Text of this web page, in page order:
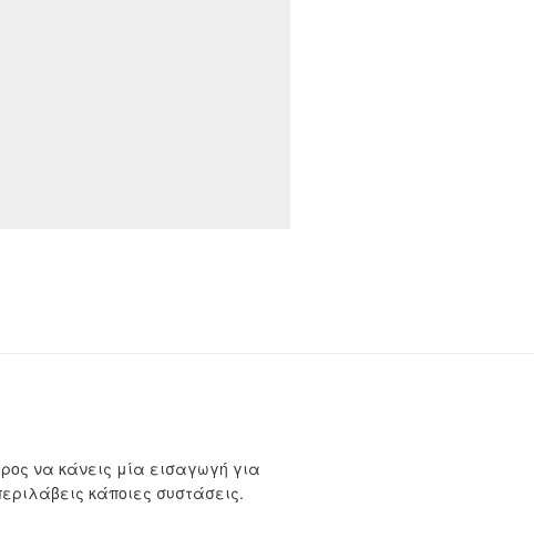
να κάνεις μία εισαγωγή για
κάποιες συστάσεις.